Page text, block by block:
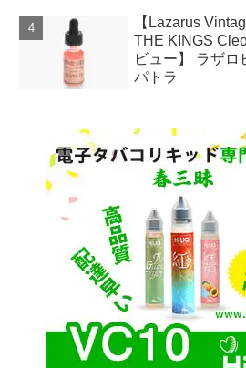
【Lazarus
THE KINGS
ビュー】 ラザロ
パトラ